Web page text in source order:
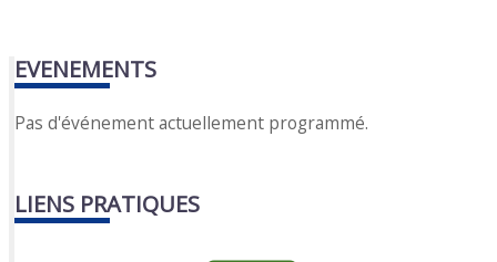
EVENEMENTS
Pas d'événement actuellement programmé.
LIENS PRATIQUES